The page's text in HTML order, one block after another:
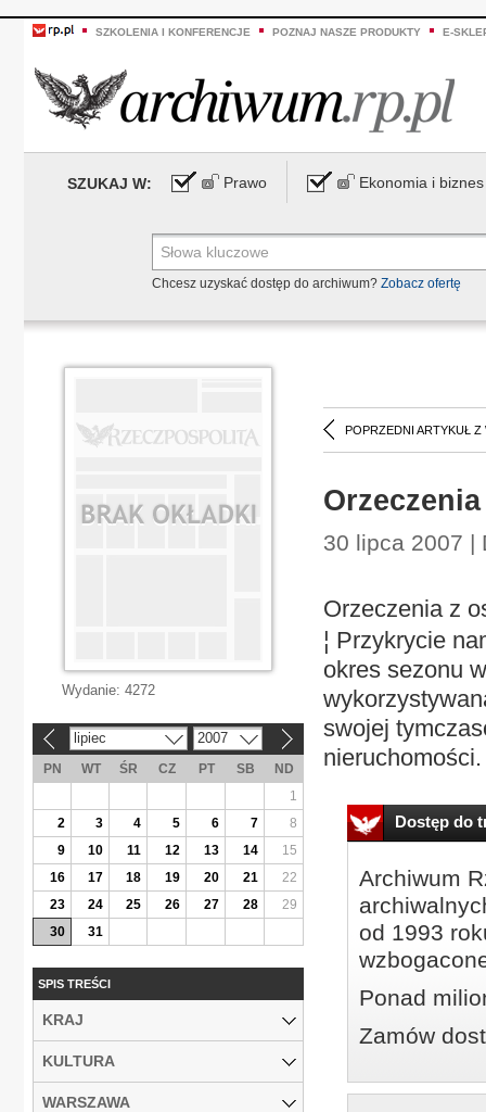
SZKOLENIA I KONFERENCJE POZNAJ NASZE PRODUKTY E-
SZUKAJ W: Prawo Ekonomia i biznes
Chcesz uzyskać dostęp do archiwum? Zobacz ofertę
POPRZEDNI ARTYKUŁ Z
30 lipca 2007 |
Orzeczenia z
¦ Przykrycie
okres sezonu
swojej
Dostęp do
Archiwum
od 1993
Ponad
Zamów
Wydanie: 4272
lipiec 2007
PN WT ŚR CZ PT SB
ND
1
2
3 4 5 6 7
8
9
10 11 12 13 14
15
16
17 18 19 20 21
22
23
24 25 26 27 28
29
30
31
SPIS TREŚCI
KRAJ
KULTURA
WARSZAWA